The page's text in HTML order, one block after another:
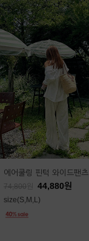
에어쿨링 핀턱 와이드팬츠
74,800 44,880원
size(S,M,L)